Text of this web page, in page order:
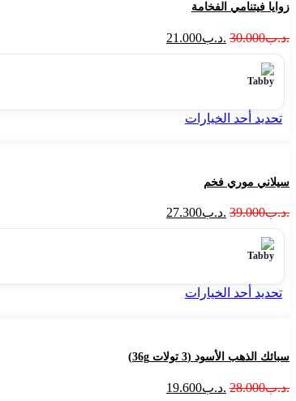
زوايا فيتنامي الفخامة
.د.ب30.000 .د.ب21.000
تحديد أحد الخيارات
سيلاني موري فخم
.د.ب39.000 .د.ب27.300
تحديد أحد الخيارات
سبائك الذهب الأسود (3 تولات 36g)
.د.ب28.000 .د.ب19.600